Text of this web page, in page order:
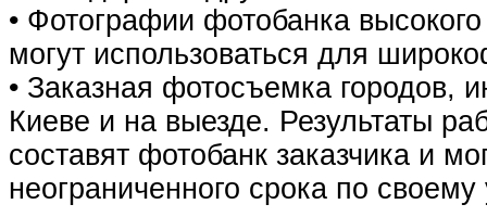
• Фотографии фотобанка
могут использоваться для
• Заказная фотосъемка городов,
Киеве и на выезде. Результаты
составят фотобанк заказчика и
неограниченного срока по